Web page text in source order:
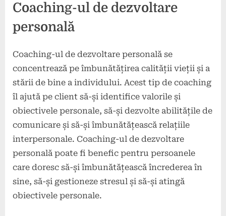
Coaching-ul de dezvoltare
personală
Coaching-ul de dezvoltare personală se
concentrează pe îmbunătățirea calității vieții și a
stării de bine a individului. Acest tip de coaching
îl ajută pe client să-și identifice valorile și
obiectivele personale, să-și dezvolte abilitățile de
comunicare și să-și îmbunătățească relațiile
interpersonale. Coaching-ul de dezvoltare
personală poate fi benefic pentru persoanele
care doresc să-și îmbunătățească încrederea în
sine, să-și gestioneze stresul și să-și atingă
obiectivele personale.